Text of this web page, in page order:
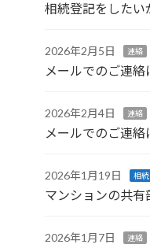
相続登記をしたい
2026年2月5日 連絡
メールでのご連絡
2026年2月4日 連絡
メールでのご連絡
2026年1月19日 相続
マンションの共有
2026年1月7日 連絡